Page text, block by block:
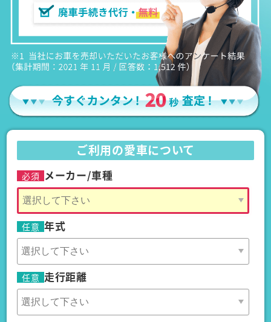
ご利用の愛車について
必須 メーカー/車種
任意 年式
任意 走行距離